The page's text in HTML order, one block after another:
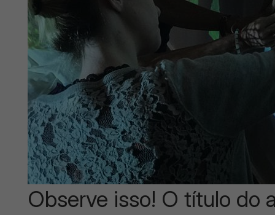
Observe isso! O título do